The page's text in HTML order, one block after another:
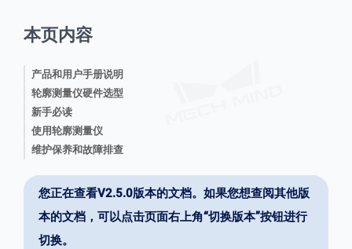
本页内容
产品和用户手册说明
轮廓测量仪硬件选型
新手必读
使用轮廓测量仪
维护保养和故障排查
您正在查看V2.5.0版本的文档。如果您想查阅其他版
本的文档，可以点击页面右上角“切换版本”按钮进行
切换。